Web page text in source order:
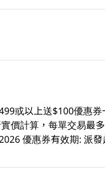
或以上送$100優惠
價計算，每單交易最
優惠券有效期: 派發